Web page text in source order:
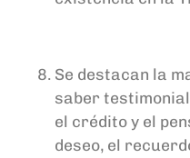
Se destacan la
saber
el crédito y el
deseo, el